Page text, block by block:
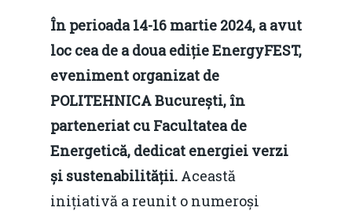
În perioada 14-16 martie 2024, a avut
loc cea de a doua ediție EnergyFEST,
eveniment organizat de
POLITEHNICA București, în
parteneriat cu Facultatea de
Energetică, dedicat energiei verzi
și sustenabilității. Această
inițiativă a reunit o numeroși